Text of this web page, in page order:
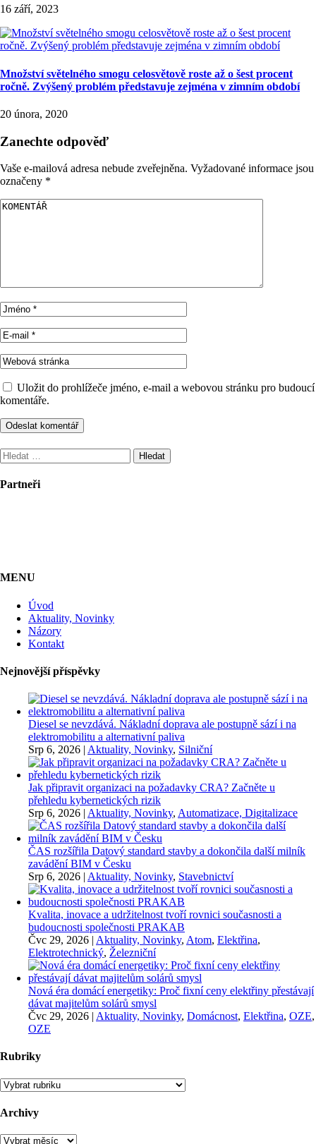
16 září, 2023
Množství světelného smogu celosvětově roste až o šest procent
ročně. Zvýšený problém představuje zejména v zimním období
20 února, 2020
Zanechte odpověď
Vaše e-mailová adresa nebude zveřejněna. Vyžadované informace jsou
označeny *
Uložit do prohlížeče jméno, e-mail a webovou stránku pro budoucí
komentáře.
Vyhledávání
Partneři
MENU
Úvod
Aktuality, Novinky
Názory
Kontakt
Nejnovější příspěvky
Diesel se nevzdává. Nákladní doprava ale postupně sází i na
elektromobilitu a alternativní paliva
Srp 6, 2026 | Aktuality, Novinky, Silniční
Jak připravit organizaci na požadavky CRA? Začněte u
přehledu kybernetických rizik
Srp 6, 2026 | Aktuality, Novinky, Automatizace, Digitalizace
ČAS rozšířila Datový standard stavby a dokončila další milník
zavádění BIM v Česku
Srp 6, 2026 | Aktuality, Novinky, Stavebnictví
Kvalita, inovace a udržitelnost tvoří rovnici současnosti a
budoucnosti společnosti PRAKAB
Čvc 29, 2026 | Aktuality, Novinky, Atom, Elektřina,
Elektrotechnický, Železniční
Nová éra domácí energetiky: Proč fixní ceny elektřiny přestávají
dávat majitelům solárů smysl
Čvc 29, 2026 | Aktuality, Novinky, Domácnost, Elektřina, OZE,
OZE
Rubriky
Rubriky
Archivy
Archivy